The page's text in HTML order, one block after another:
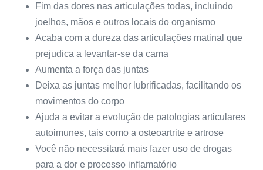
Fim das dores nas articulações todas, incluindo
joelhos, mãos e outros locais do organismo
Acaba com a dureza das articulações matinal que
prejudica a levantar-se da cama
Aumenta a força das juntas
Deixa as juntas melhor lubrificadas, facilitando os
movimentos do corpo
Ajuda a evitar a evolução de patologias articulares
autoimunes, tais como a osteoartrite e artrose
Você não necessitará mais fazer uso de drogas
para a dor e processo inflamatório